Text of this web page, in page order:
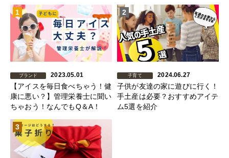
1
ブランド 2023.05.01
【アイスを毎日食べちゃう！健
康に悪い？】管理栄養士に聞い
ちゃおう！なんでもQ＆A！
2
子育て 2024.06.27
子供が友達の家に遊びに行く！
手土産は必要？おすすめアイテ
ム5選を紹介
3